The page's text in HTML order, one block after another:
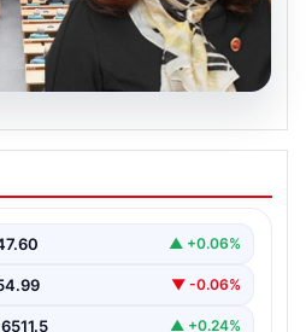
başkanvekili
oldu
▲ +0.06%
▼ -0.06%
6511.5 ▲ +0.24%